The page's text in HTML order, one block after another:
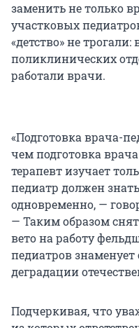
заменить не только
участковых
«детство» не
поликлинических
работали врачи.
«Подготовка врача-
чем подготовка
терапевт изучает
педиатр должен
одновременно, —
— Таким образом
вето на работу
педиатров
деградации
Подчеркивая, что